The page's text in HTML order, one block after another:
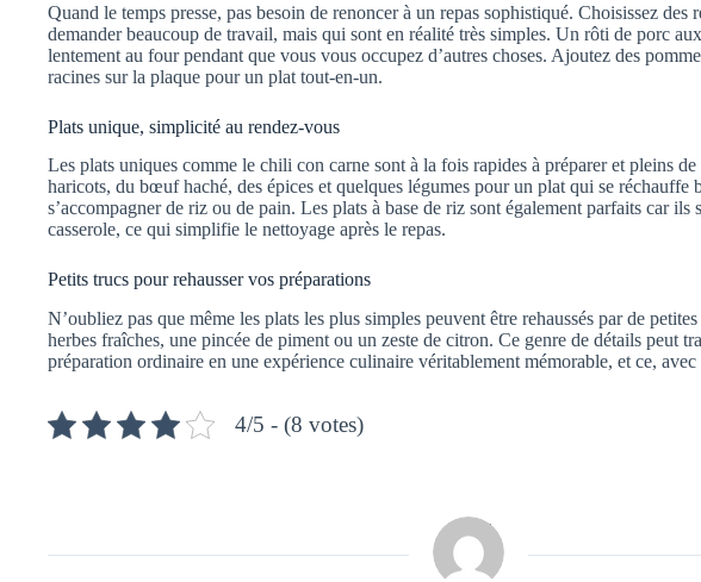
Quand le temps presse, pas besoin de renoncer à un repas sophistiqué. Choisissez des
demander beaucoup de travail, mais qui sont en réalité très simples. Un rôti de porc
lentement au four pendant que vous vous occupez d’autres choses. Ajoutez des
racines sur la plaque pour un plat tout-en-un.
Plats unique, simplicité au rendez-vous
Les plats uniques comme le chili con carne sont à la fois rapides à préparer et pleins
haricots, du bœuf haché, des épices et quelques légumes pour un plat qui se réchauffe
s’accompagner de riz ou de pain. Les plats à base de riz sont également parfaits car ils
casserole, ce qui simplifie le nettoyage après le repas.
Petits trucs pour rehausser vos préparations
N’oubliez pas que même les plats les plus simples peuvent être rehaussés par de
herbes fraîches, une pincée de piment ou un zeste de citron. Ce genre de détails peut
préparation ordinaire en une expérience culinaire véritablement mémorable, et ce,
4/5 - (8 votes)